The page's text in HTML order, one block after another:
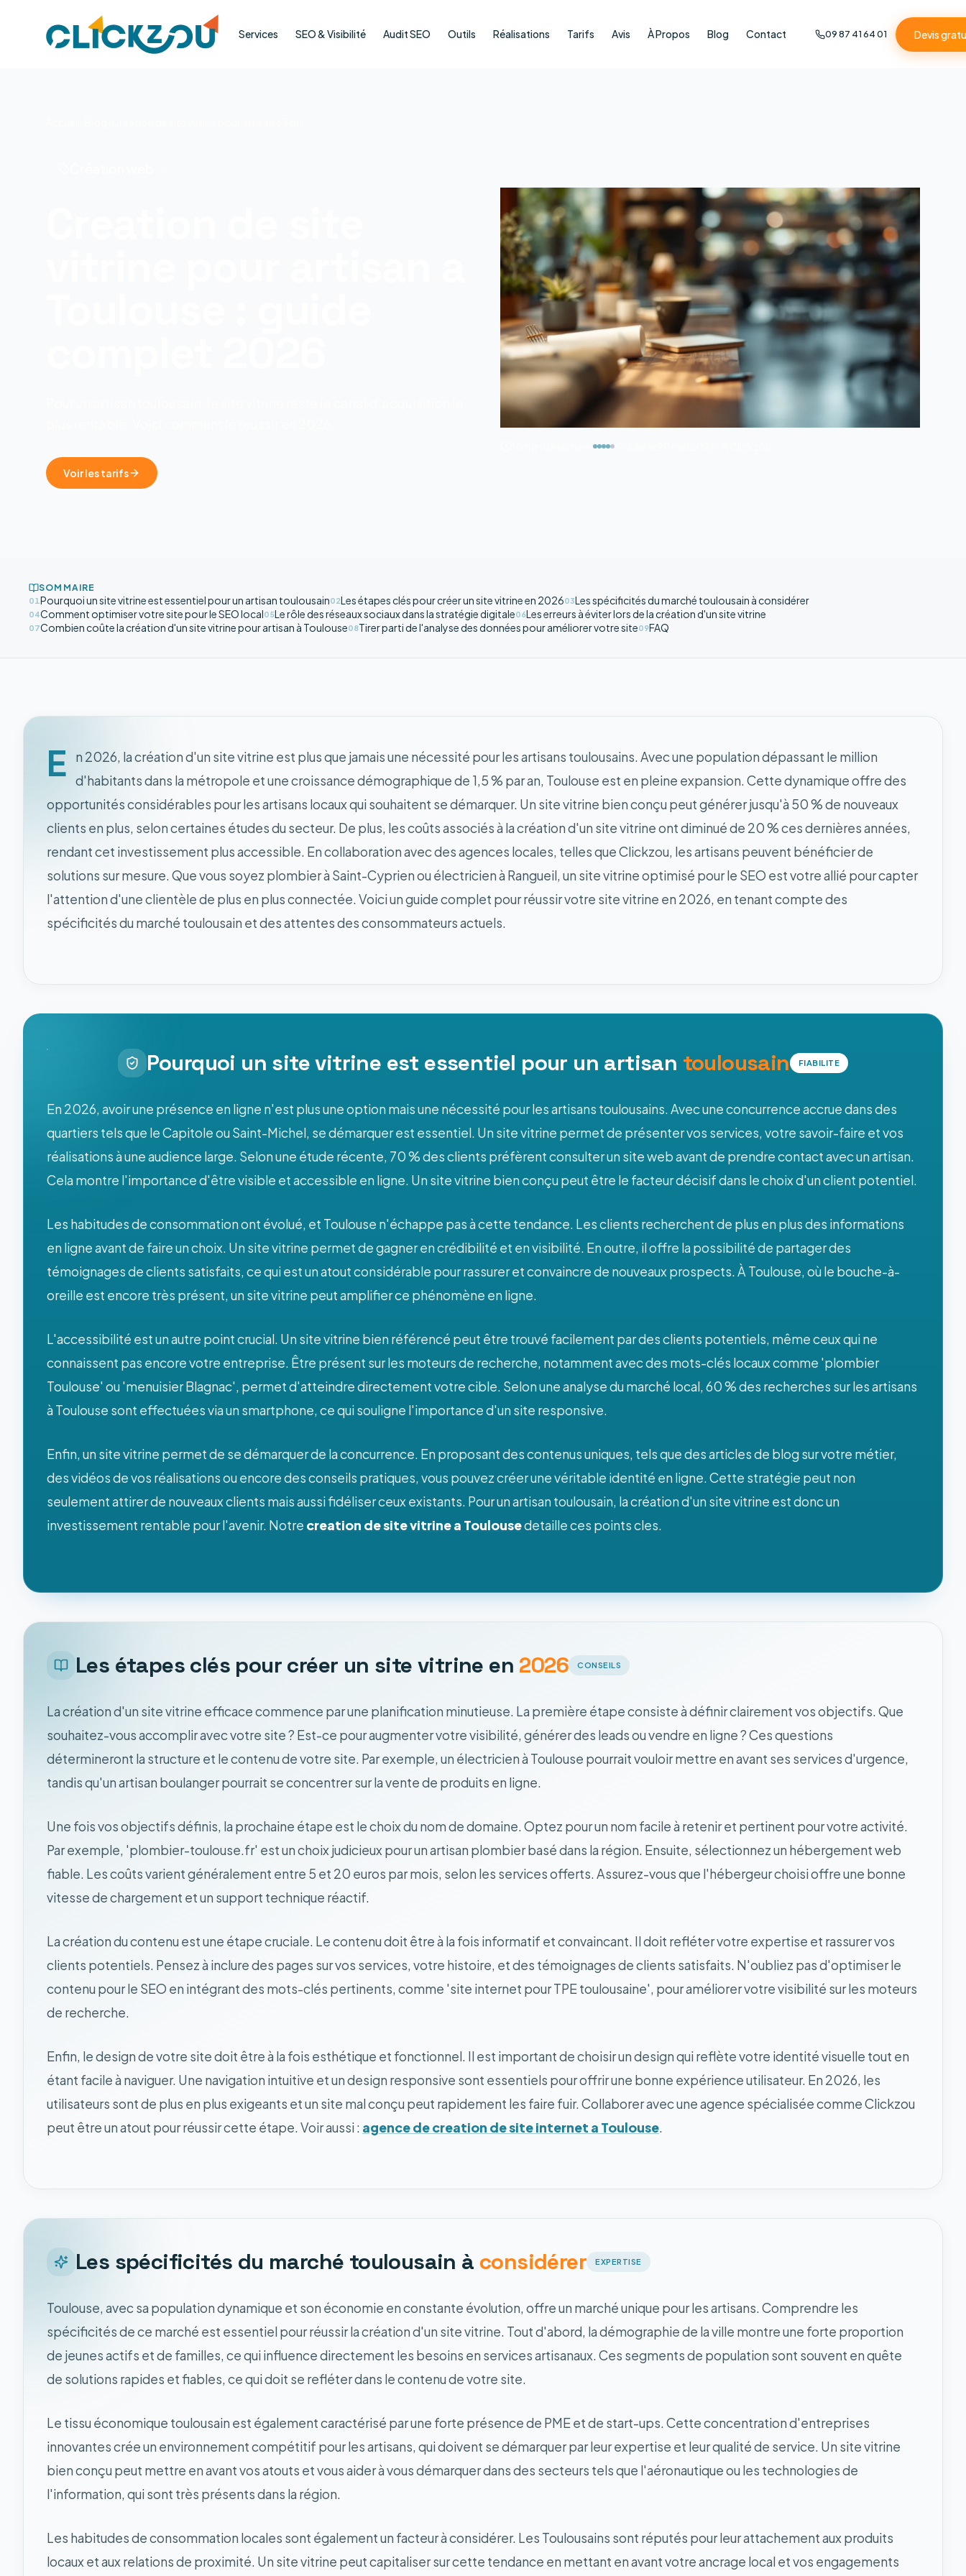
Services SEO & Visibilité Audit SEO Outils Réalisations Tarifs Avis À Propos Blog Contact 09 87 41 64 01 Devis
Voir les tarifs
SOMMAIRE
01 Pourquoi un site vitrine est essentiel pour un artisan toulousain02Les étapes clés pour créer un site vitrine en 202603Les spécificités du marché toulousain à considérer
04Comment optimiser votre site pour le SEO local05Le rôle des réseaux sociaux dans la stratégie digitale06Les erreurs à éviter lors de la création d'un site vitrine
07Combien coûte la création d'un site vitrine pour artisan à Toulouse08Tirer parti de l'analyse des données pour améliorer votre site09FAQ
E
n 2026, la création d'un site vitrine est plus que jamais une nécessité pour les artisans toulousains. Avec une population dépassant le million
d'habitants dans la métropole et une croissance démographique de 1,5 % par an, Toulouse est en pleine expansion. Cette dynamique offre des
opportunités considérables pour les artisans locaux qui souhaitent se démarquer. Un site vitrine bien conçu peut générer jusqu'à 50 % de nouveaux
clients en plus, selon certaines études du secteur. De plus, les coûts associés à la création d'un site vitrine ont diminué de 20 % ces dernières années,
rendant cet investissement plus accessible. En collaboration avec des agences locales, telles que Clickzou, les artisans peuvent bénéficier de
solutions sur mesure. Que vous soyez plombier à Saint-Cyprien ou électricien à Rangueil, un site vitrine optimisé pour le SEO est votre allié pour capter
l'attention d'une clientèle de plus en plus connectée. Voici un guide complet pour réussir votre site vitrine en 2026, en tenant compte des
spécificités du marché toulousain et des attentes des consommateurs actuels.
Pourquoi un site vitrine est essentiel pour un artisan toulousain FIABILITE
En 2026, avoir une présence en ligne n'est plus une option mais une nécessité pour les artisans toulousains. Avec une concurrence accrue dans des
quartiers tels que le Capitole ou Saint-Michel, se démarquer est essentiel. Un site vitrine permet de présenter vos services, votre savoir-faire et vos
réalisations à une audience large. Selon une étude récente, 70 % des clients préfèrent consulter un site web avant de prendre contact avec un artisan.
Cela montre l'importance d'être visible et accessible en ligne. Un site vitrine bien conçu peut être le facteur décisif dans le choix d'un client potentiel.
Les habitudes de consommation ont évolué, et Toulouse n'échappe pas à cette tendance. Les clients recherchent de plus en plus des informations
en ligne avant de faire un choix. Un site vitrine permet de gagner en crédibilité et en visibilité. En outre, il offre la possibilité de partager des
témoignages de clients satisfaits, ce qui est un atout considérable pour rassurer et convaincre de nouveaux prospects. À Toulouse, où le bouche-à-
oreille est encore très présent, un site vitrine peut amplifier ce phénomène en ligne.
L'accessibilité est un autre point crucial. Un site vitrine bien référencé peut être trouvé facilement par des clients potentiels, même ceux qui ne
connaissent pas encore votre entreprise. Être présent sur les moteurs de recherche, notamment avec des mots-clés locaux comme 'plombier
Toulouse' ou 'menuisier Blagnac', permet d'atteindre directement votre cible. Selon une analyse du marché local, 60 % des recherches sur les artisans
à Toulouse sont effectuées via un smartphone, ce qui souligne l'importance d'un site responsive.
Enfin, un site vitrine permet de se démarquer de la concurrence. En proposant des contenus uniques, tels que des articles de blog sur votre métier,
des vidéos de vos réalisations ou encore des conseils pratiques, vous pouvez créer une véritable identité en ligne. Cette stratégie peut non
seulement attirer de nouveaux clients mais aussi fidéliser ceux existants. Pour un artisan toulousain, la création d'un site vitrine est donc un
investissement rentable pour l'avenir. Notre creation de site vitrine a Toulousedetaille ces points cles.
Les étapes clés pour créer un site vitrine en 2026 CONSEILS
La création d'un site vitrine efficace commence par une planification minutieuse. La première étape consiste à définir clairement vos objectifs. Que
souhaitez-vous accomplir avec votre site ? Est-ce pour augmenter votre visibilité, générer des leads ou vendre en ligne ? Ces questions
détermineront la structure et le contenu de votre site. Par exemple, un électricien à Toulouse pourrait vouloir mettre en avant ses services d'urgence,
tandis qu'un artisan boulanger pourrait se concentrer sur la vente de produits en ligne.
Une fois vos objectifs définis, la prochaine étape est le choix du nom de domaine. Optez pour un nom facile à retenir et pertinent pour votre activité.
Par exemple, 'plombier-toulouse.fr' est un choix judicieux pour un artisan plombier basé dans la région. Ensuite, sélectionnez un hébergement web
fiable. Les coûts varient généralement entre 5 et 20 euros par mois, selon les services offerts. Assurez-vous que l'hébergeur choisi offre une bonne
vitesse de chargement et un support technique réactif.
La création du contenu est une étape cruciale. Le contenu doit être à la fois informatif et convaincant. Il doit refléter votre expertise et rassurer vos
clients potentiels. Pensez à inclure des pages sur vos services, votre histoire, et des témoignages de clients satisfaits. N'oubliez pas d'optimiser le
contenu pour le SEO en intégrant des mots-clés pertinents, comme 'site internet pour TPE toulousaine', pour améliorer votre visibilité sur les moteurs
de recherche.
Enfin, le design de votre site doit être à la fois esthétique et fonctionnel. Il est important de choisir un design qui reflète votre identité visuelle tout en
étant facile à naviguer. Une navigation intuitive et un design responsive sont essentiels pour offrir une bonne expérience utilisateur. En 2026, les
utilisateurs sont de plus en plus exigeants et un site mal conçu peut rapidement les faire fuir. Collaborer avec une agence spécialisée comme Clickzou
peut être un atout pour réussir cette étape. Voir aussi : agence de creation de site internet a Toulouse.
Les spécificités du marché toulousain à considérer EXPERTISE
Toulouse, avec sa population dynamique et son économie en constante évolution, offre un marché unique pour les artisans. Comprendre les
spécificités de ce marché est essentiel pour réussir la création d'un site vitrine. Tout d'abord, la démographie de la ville montre une forte proportion
de jeunes actifs et de familles, ce qui influence directement les besoins en services artisanaux. Ces segments de population sont souvent en quête
de solutions rapides et fiables, ce qui doit se refléter dans le contenu de votre site.
Le tissu économique toulousain est également caractérisé par une forte présence de PME et de start-ups. Cette concentration d'entreprises
innovantes crée un environnement compétitif pour les artisans, qui doivent se démarquer par leur expertise et leur qualité de service. Un site vitrine
bien conçu peut mettre en avant vos atouts et vous aider à vous démarquer dans des secteurs tels que l'aéronautique ou les technologies de
l'information, qui sont très présents dans la région.
Les habitudes de consommation locales sont également un facteur à considérer. Les Toulousains sont réputés pour leur attachement aux produits
locaux et aux relations de proximité. Un site vitrine peut capitaliser sur cette tendance en mettant en avant votre ancrage local et vos engagements